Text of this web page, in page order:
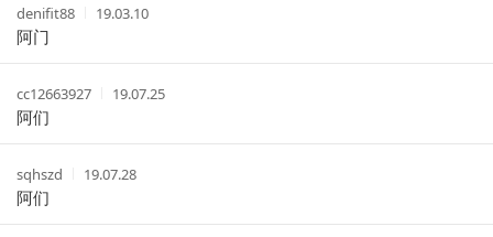
스
작
성
자
denifit88
작
간
19.03.10
阿门
작
성
자
cc12663927
작
간
19.07.25
阿们
작
성
자
sqhszd
작
간
19.07.28
阿们